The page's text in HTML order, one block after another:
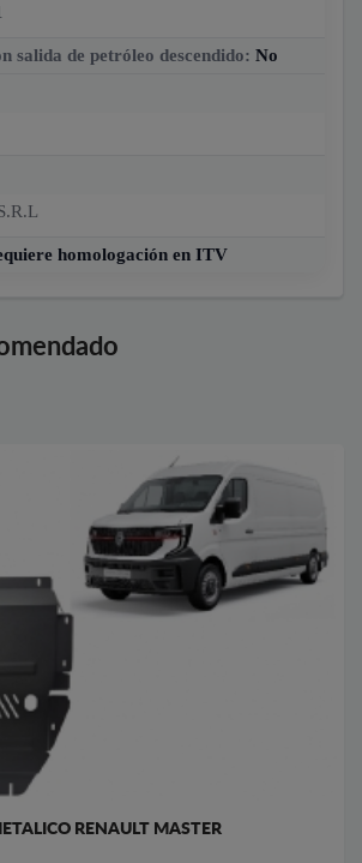
salida de petróleo descendido: No
homologación en ITV
RENAULT MASTER